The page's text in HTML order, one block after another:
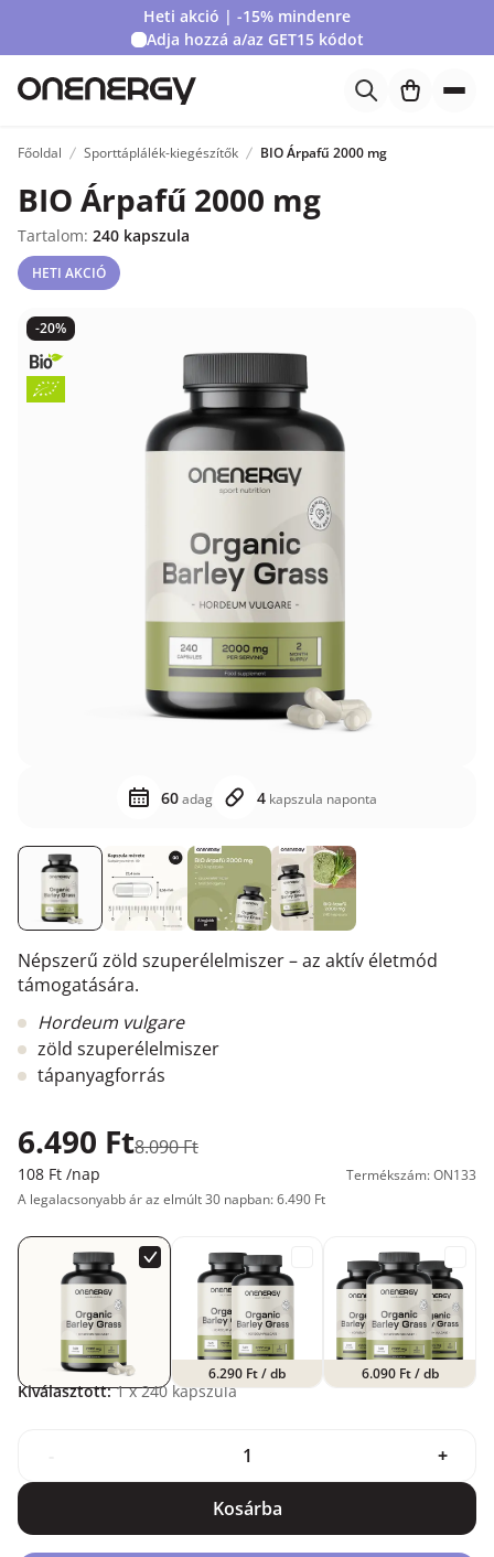
Heti akció | -15% mindenre
Adja hozzá a/az GET15kódot
Főoldal Sporttáplálék-kiegészítők BIO Árpafű 2000 mg
BIO Árpafű 2000 mg
Tartalom: 240 kapszula
HETI AKCIÓ
-20%
60adag 4 kapszula naponta
Népszerű zöld szuperélelmiszer – az aktív életmód
támogatására.
Hordeum vulgare
zöld szuperélelmiszer
tápanyagforrás
6.490 Ft8.090 Ft
108 Ft /nap
Termékszám: ON133
A legalacsonyabb ár az elmúlt 30 napban: 6.490 Ft
6.290 Ft/ db 6.090 Ft/ db
Kiválasztott: 1x 240 kapszula
+
Kosárba